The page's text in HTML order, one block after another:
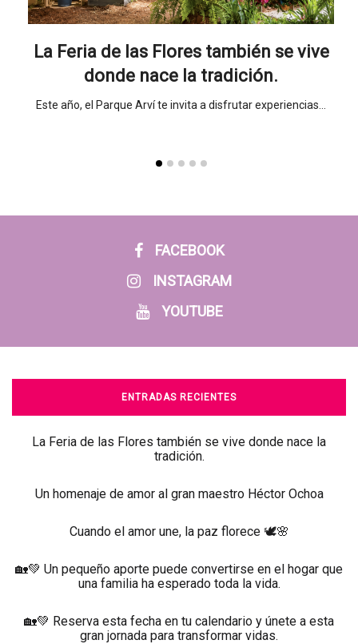
La Feria de las Flores también se vive
donde nace la tradición.
Este año, el Parque Arví te invita a disfrutar experiencias…
FACEBOOK
INSTAGRAM
YOUTUBE
ENTRADAS RECIENTES
La Feria de las Flores también se vive donde nace la
tradición.
Un homenaje de amor al gran maestro Héctor Ochoa
Cuando el amor une, la paz florece 🕊️🌸
🏡💚 Un pequeño aporte puede convertirse en el hogar que
una familia ha esperado toda la vida.
🏡💚 Reserva esta fecha en tu calendario y únete a esta
gran jornada para transformar vidas.